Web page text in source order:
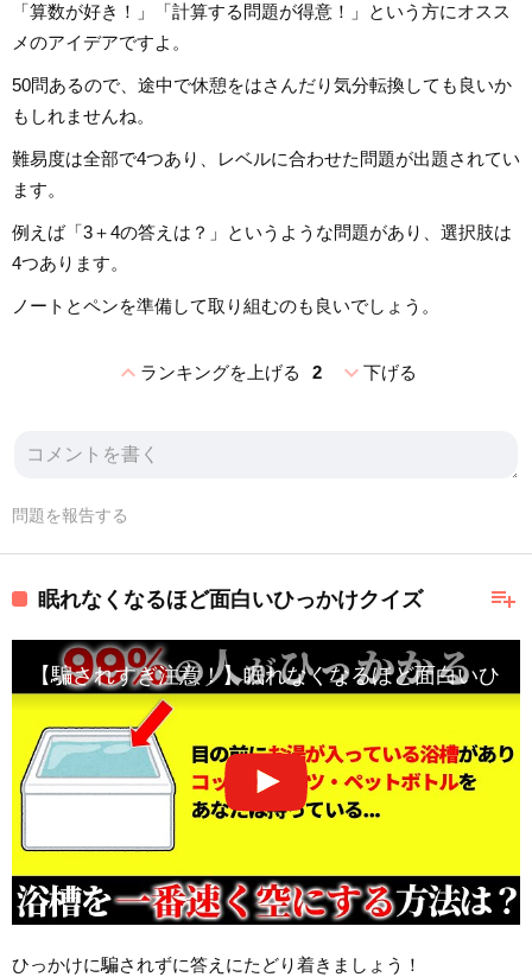
「算数が好き！」「計算する問題が得意！」という方にオスス
メのアイデアですよ。
50問あるので、途中で休憩をはさんだり気分転換しても良いか
もしれませんね。
難易度は全部で4つあり、レベルに合わせた問題が出題されてい
ます。
例えば「3＋4の答えは？」というような問題があり、選択肢は
4つあります。
ノートとペンを準備して取り組むのも良いでしょう。
expand_lessランキングを上げる 2 expand_more下げる
問題を報告する
playlist_add
眠れなくなるほど面白いひっかけクイズ
【騙されすぎ注意！】眠れなくなるほど面白いひ
ひっかけに騙されずに答えにたどり着きましょう！